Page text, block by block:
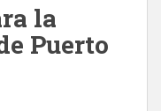
la
Puerto